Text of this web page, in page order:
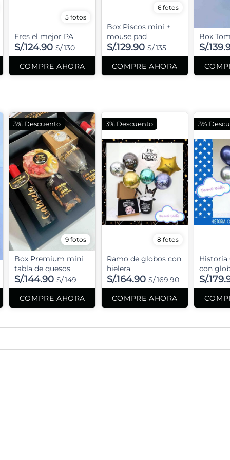
5 fotos
Eres el mejor PA’
S/.124.90 S/.130
COMPRE AHORA
6 fotos
Box Piscos mini +
mouse pad
S/.129.90 S/.135
COMPRE AHORA
Box
S/
9 fotos
Box Premium mini
tabla de quesos
S/.144.90 S/.149
COMPRE AHORA
3% Descuento
8 fotos
Ramo de globos con
hielera
S/.164.90 S/.169.90
COMPRE AHORA
3% Descuento
Historia
con
S/
3%